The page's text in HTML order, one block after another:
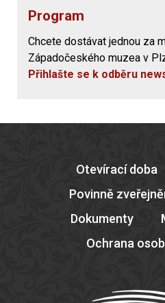
Program
Chcete dostávat jednou za
Západočeského muzea v
Přihlašte se k odběru
Otevírací doba
Povinně
Dokumenty
Ochrana